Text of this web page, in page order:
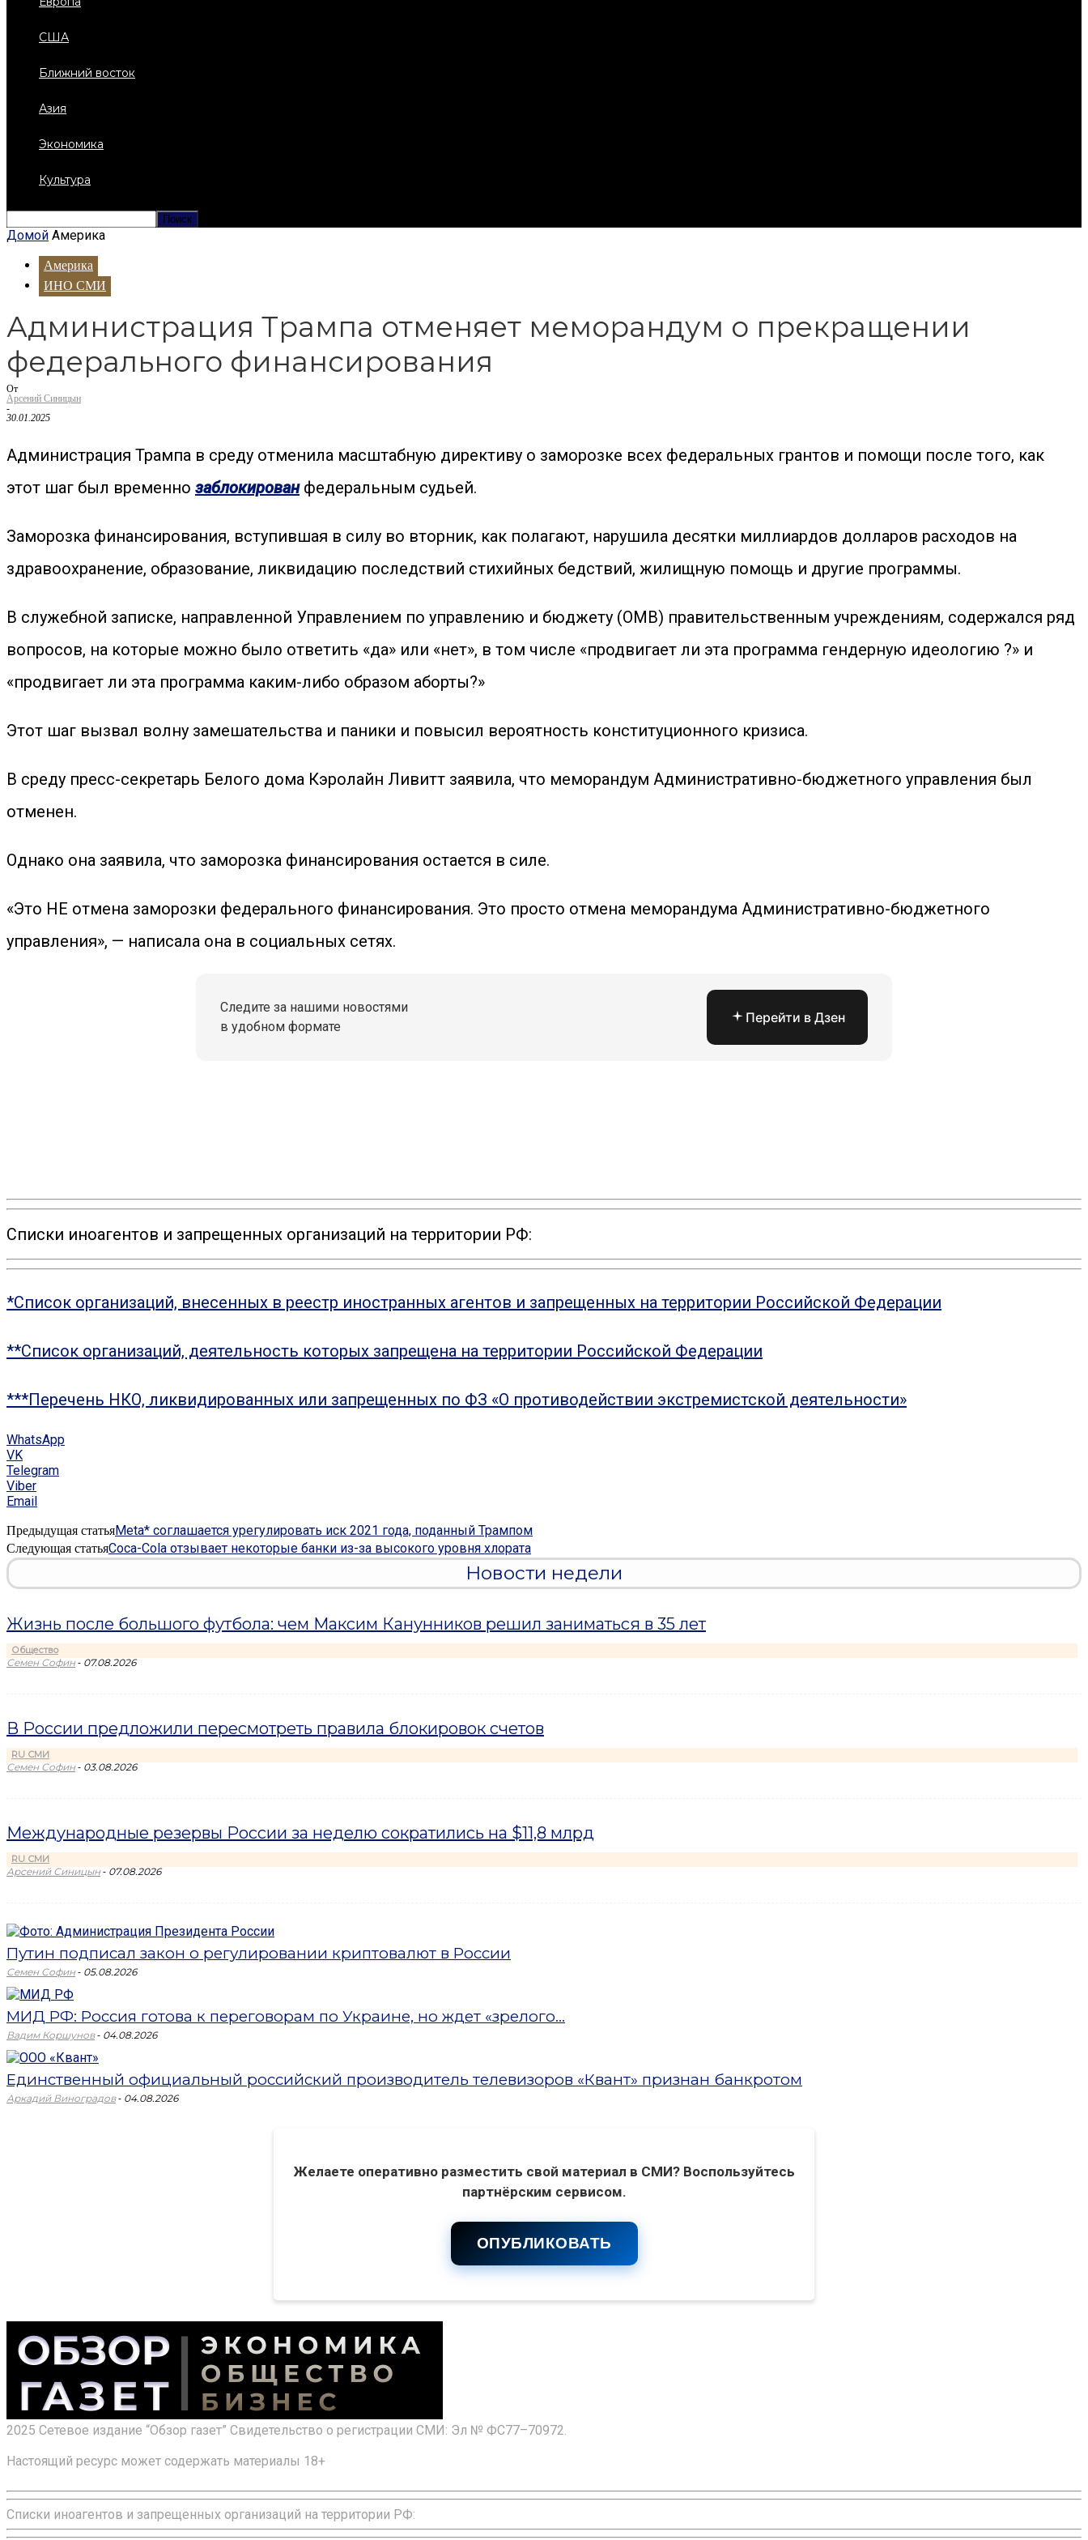
США
Ближний восток
Азия
Экономика
Культура
Домой Америка
Америка
ИНО СМИ
Администрация Трампа отменяет меморандум о прекращении
федерального финансирования
От
Арсений Синицын
-
30.01.2025
Администрация Трампа в среду отменила масштабную директиву о заморозке всех федеральных грантов и помощи после того, как
этот шаг был временно заблокирован федеральным судьей.
Заморозка финансирования, вступившая в силу во вторник, как полагают, нарушила десятки миллиардов долларов расходов на
здравоохранение, образование, ликвидацию последствий стихийных бедствий, жилищную помощь и другие программы.
В служебной записке, направленной Управлением по управлению и бюджету (OMB) правительственным учреждениям, содержался ряд
вопросов, на которые можно было ответить «да» или «нет», в том числе «продвигает ли эта программа гендерную идеологию ?» и
«продвигает ли эта программа каким-либо образом аборты?»
Этот шаг вызвал волну замешательства и паники и повысил вероятность конституционного кризиса.
В среду пресс-секретарь Белого дома Кэролайн Ливитт заявила, что меморандум Административно-бюджетного управления был
отменен.
Однако она заявила, что заморозка финансирования остается в силе.
«Это НЕ отмена заморозки федерального финансирования. Это просто отмена меморандума Административно-бюджетного
управления», — написала она в социальных сетях.
Следите за нашими новостями
в удобном формате
Перейти в Дзен
Списки иноагентов и запрещенных организаций на территории РФ:
*Список организаций, внесенных в реестр иностранных агентов и запрещенных на территории Российской Федерации
**Список организаций, деятельность которых запрещена на территории Российской Федерации
***Перечень НКО, ликвидированных или запрещенных по ФЗ «О противодействии экстремистской деятельности»
WhatsApp
VK
Telegram
Viber
Email
Предыдущая статьяMeta* соглашается урегулировать иск 2021 года, поданный Трампом
Следующая статьяCoca-Cola отзывает некоторые банки из-за высокого уровня хлората
Новости недели
Жизнь после большого футбола: чем Максим Канунников решил заниматься в 35 лет
Общество
Семен Софин - 07.08.2026
В России предложили пересмотреть правила блокировок счетов
RU СМИ
Семен Софин - 03.08.2026
Международные резервы России за неделю сократились на $11,8 млрд
RU СМИ
Арсений Синицын - 07.08.2026
Путин подписал закон о регулировании криптовалют в России
Семен Софин - 05.08.2026
МИД РФ: Россия готова к переговорам по Украине, но ждет «зрелого...
Вадим Коршунов - 04.08.2026
Единственный официальный российский производитель телевизоров «Квант» признан банкротом
Аркадий Виноградов - 04.08.2026
Желаете оперативно разместить свой материал в СМИ? Воспользуйтесь
партнёрским сервисом.
ОПУБЛИКОВАТЬ
2025 Сетевое издание “Обзор газет” Свидетельство о регистрации СМИ: Эл № ФС77–70972.
Настоящий ресурс может содержать материалы 18+
Списки иноагентов и запрещенных организаций на территории РФ: